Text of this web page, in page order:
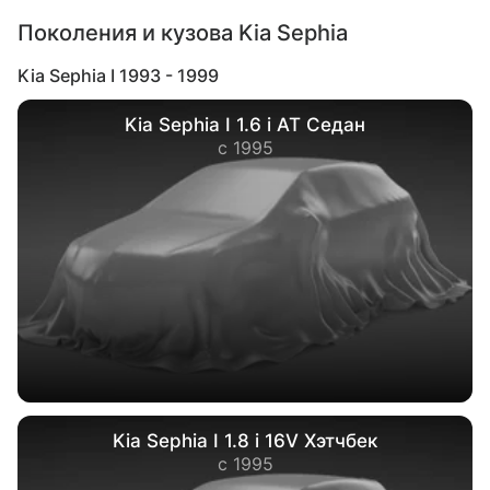
Поколения и кузова Kia Sephia
Kia Sephia I 1993 - 1999
Kia Sephia I 1.6 i AT Седан
с 1995
Kia Sephia I 1.8 i 16V Хэтчбек
с 1995